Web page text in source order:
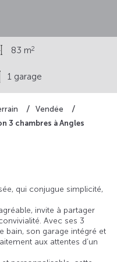
Vendée
3 chambres à Angles
83 m2
1 garage
qui conjugue simplicité,
invite à partager
Avec ses 3
bain, son garage intégré et
aux attentes d’un